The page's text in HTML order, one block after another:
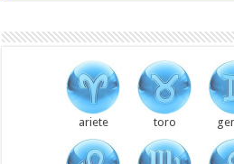
ariete toro